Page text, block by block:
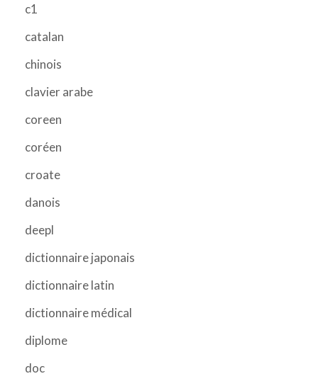
c1
catalan
chinois
clavier arabe
coreen
coréen
croate
danois
deepl
dictionnaire japonais
dictionnaire latin
dictionnaire médical
diplome
doc